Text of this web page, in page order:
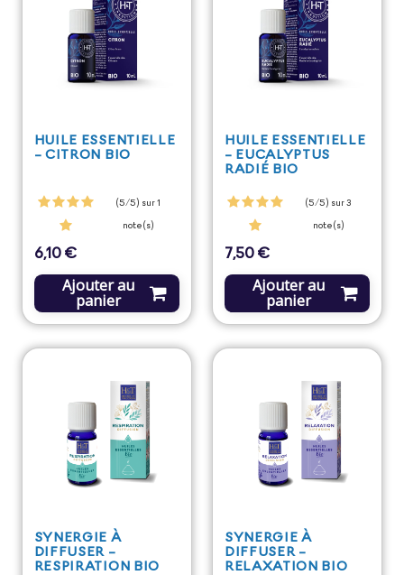
HUILE ESSENTIELLE
- CITRON BIO
(5/5) sur 1
note(s)
Prix
6,10 €
Ajouter au
panier
HUILE ESSENTIELLE
- EUCALYPTUS
RADIÉ BIO
(5/5) sur 3
note(s)
Prix
7,50 €
Ajouter au
panier
SYNERGIE À
DIFFUSER -
RESPIRATION BIO
SYNERGIE À
DIFFUSER -
RELAXATION BIO